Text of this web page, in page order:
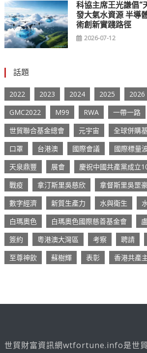
科協主席王光謙倡“
發大氣水資源 半導
術創新實踐路徑
2026-07-12
話題
2022 2023 2024 2025 2026
GMC2022
M99 RWA
一帶一路
世貿聯合基金總會
元宇宙 全球併購
口罩
台港澳 國際會議
國際標量
天泉鼎豐
展會 慶祝中國共產黨成立
戰疫
拿汀斯里吳慈欣 拿督斯里吳罡
數字經濟
新質生產力 水與衛生
白瑪奧色
白瑪奧色國際慈善基金會
簽約
粵港澳大灣區 考察 聘請
至尊神飲
蘇樹輝 表彰 香港共產
世貿財富資訊網wtfortune.info是世